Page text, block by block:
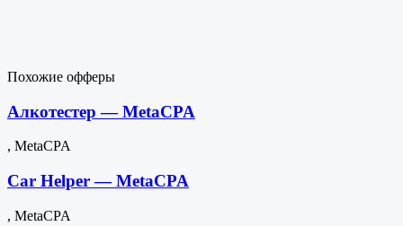
Похожие офферы
Алкотестер — MetaCPA
, MetaCPA
Car Helper — MetaCPA
, MetaCPA